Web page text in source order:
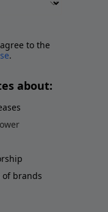
to the
.
about:
brands